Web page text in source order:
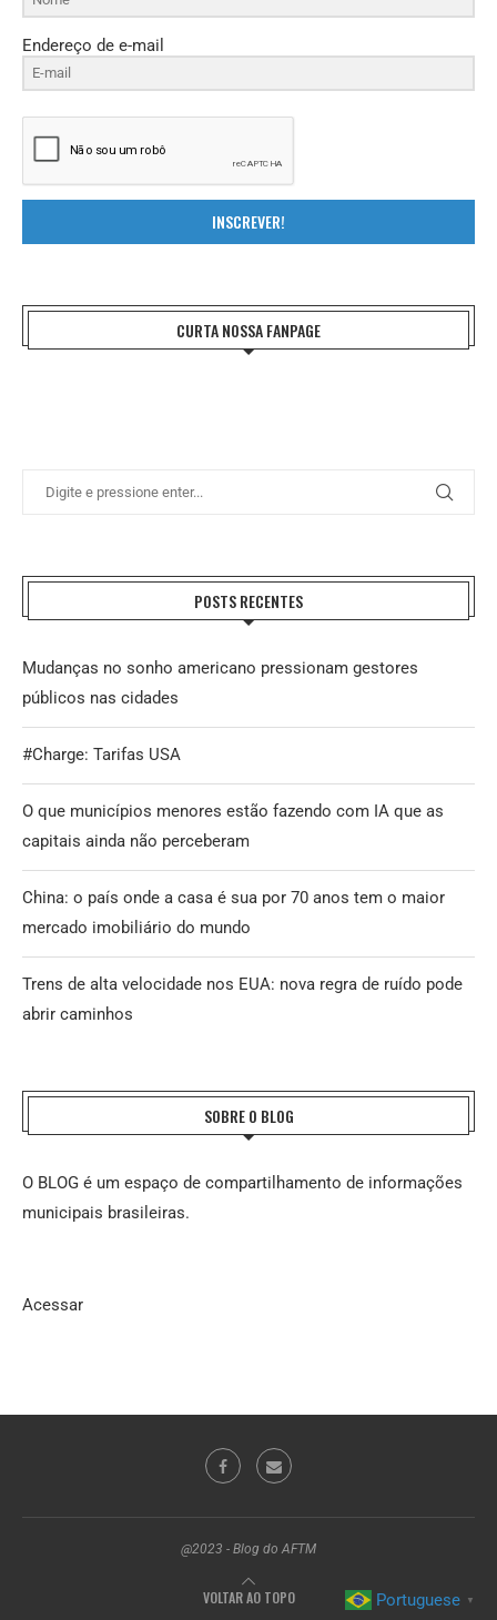
Endereço de e-mail
INSCREVER!
CURTA NOSSA FANPAGE
POSTS RECENTES
Mudanças no sonho americano pressionam gestores
públicos nas cidades
#Charge: Tarifas USA
O que municípios menores estão fazendo com IA que as
capitais ainda não perceberam
China: o país onde a casa é sua por 70 anos tem o maior
mercado imobiliário do mundo
Trens de alta velocidade nos EUA: nova regra de ruído pode
abrir caminhos
SOBRE O BLOG
O BLOG é um espaço de compartilhamento de informações
municipais brasileiras.
Acessar
@2023 - Blog do AFTM
VOLTAR AO TOPO Portuguese ▼